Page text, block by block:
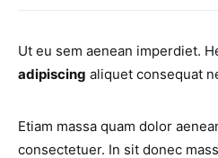
Ut eu sem aenean imperdiet.
adipiscing aliquet consequat
Etiam massa quam dolor
consectetuer. In sit donec